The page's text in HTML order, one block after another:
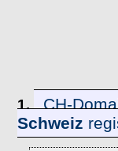
1. .CH-
Schweiz